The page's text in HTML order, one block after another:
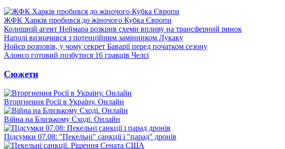
ЖФК Харків пробився до жіночого Кубка Європи
Колишній агент Неймара розкрив схеми впливу на трансферний ринок
Наполі визначився з потенційним замінником Лукаку
Нойєр розповів, у чому секрет Баварії перед початком сезону
Алонсо готовий позбутися 16 гравців Челсі
Сюжети
Вторгнення Росії в Україну. Онлайн
Війна на Близькому Сході. Онлайн
Підсумки 07.08: "Пекельні" санкції і "парад" дронів